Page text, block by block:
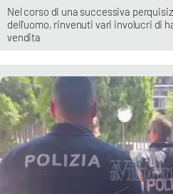
Nel corso di una successiva
dell’uomo, rinvenuti vari involucri di
vendita